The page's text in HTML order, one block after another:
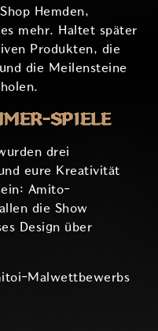
Hemden,
mehr. Haltet später
Produkten, die
die Meilensteine
SPIELE
drei
eure Kreativität
Amito-
die Show
Design über
Malwettbewerbs